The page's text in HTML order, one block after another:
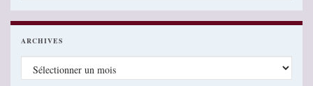
ARCHIVES
Archives